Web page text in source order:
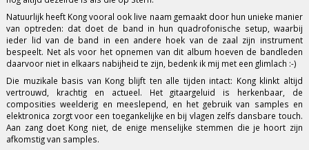
Natuurlijk heeft Kong vooral ook live naam gemaakt door hun unieke manier
van optreden: dat doet de band in hun quadrofonische setup, waarbij
ieder lid van de band in een andere hoek van de zaal zijn instrument
bespeelt. Net als voor het opnemen van dit album hoeven de bandleden
daarvoor niet in elkaars nabijheid te zijn, bedenk ik mij met een glimlach :-)
Die muzikale basis van Kong blijft ten alle tijden intact: Kong klinkt altijd
vertrouwd, krachtig en actueel. Het gitaargeluid is herkenbaar, de
composities weelderig en meeslepend, en het gebruik van samples en
elektronica zorgt voor een toegankelijke en bij vlagen zelfs dansbare touch.
Aan zang doet Kong niet, de enige menselijke stemmen die je hoort zijn
afkomstig van samples.